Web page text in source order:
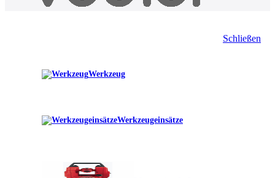
Schließen
Werkzeug
Werkzeugeinsätze